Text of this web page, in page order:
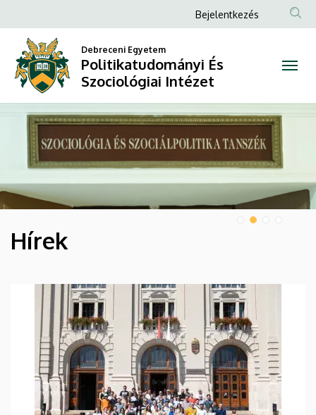
És
Szociológiai
Intézet
Anonim
fiók
menüje
Bejelentkezés
Debreceni Egyetem
Politikatudományi És
Szociológiai Intézet
DIAVETÍTÉS
HÍREK
Hírek